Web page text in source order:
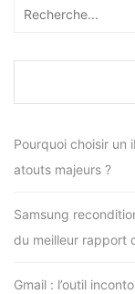
Rechercher :
Pourquoi choisir un
atouts majeurs ?
Samsung
du meilleur rapport
Gmail : l’outil